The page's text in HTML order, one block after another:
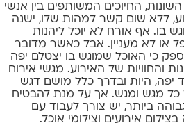
החיוכים המשותפים בין אנשי
ללא שום קשר למהות שלו, ישנה
בו. אף אורח לא יוכל ליהנות
או לא מעניין. אבל כאשר מדובר
כי האוכל שמוגש בו יצטלם יפה
והחוויות של האירוע. מגשי אירוח
יפה, היות ובדרך כלל מושם דגש
כל מגש ומגש. אך על מנת להבטיח
ביותר, יש צורך לעבוד עם
אירועים וצילומי אוכל.